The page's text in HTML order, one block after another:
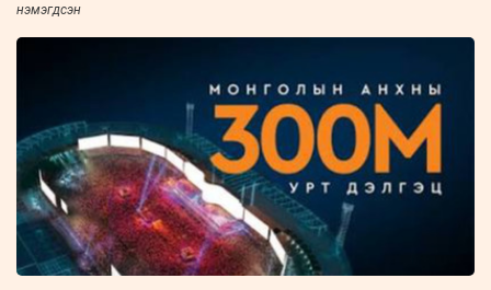
нэмэгдсэн